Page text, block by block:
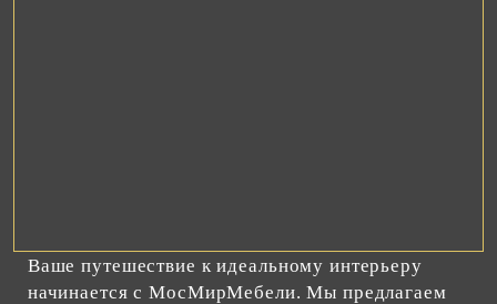
Ваше путешествие к идеальному интерьеру
начинается с МосМирМебели. Мы предлагаем